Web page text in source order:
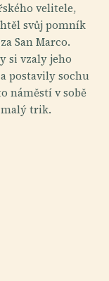
velitele,
svůj pomník
San Marco.
si vzaly jeho
postavily sochu
náměstí v sobě
trik.